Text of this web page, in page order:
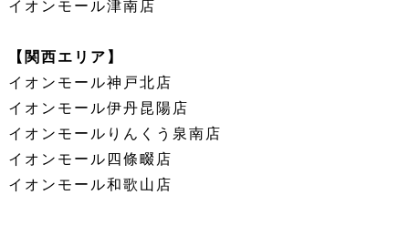
イオンモール津南店
【関西エリア】
イオンモール神戸北店
イオンモール伊丹昆陽店
イオンモールりんくう泉南店
イオンモール四條畷店
イオンモール和歌山店